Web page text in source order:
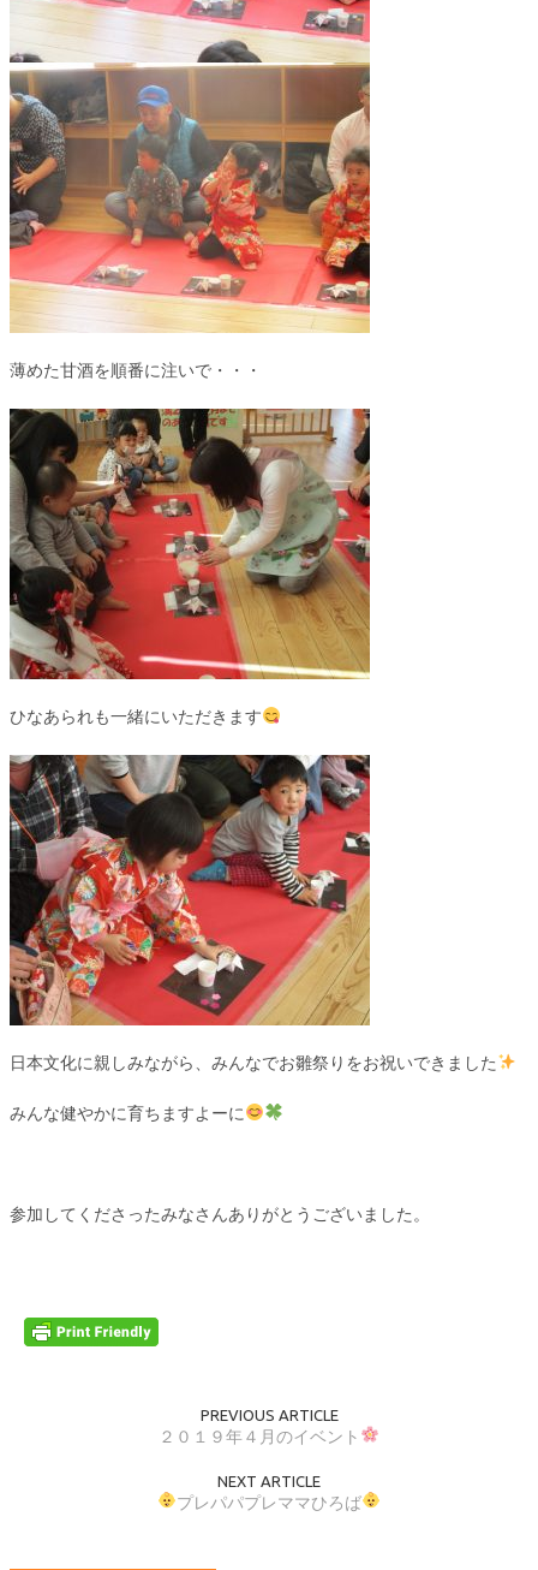
薄めた甘酒を順番に注いで・・・
ひなあられも一緒にいただきます
日本文化に親しみながら、みんなでお雛祭りをお祝いできました
みんな健やかに育ちますよーに
参加してくださったみなさんありがとうございました。
PREVIOUS ARTICLE
２０１９年４月のイベント
NEXT ARTICLE
プレパパプレママひろば